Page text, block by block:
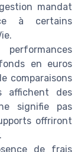
mandat
à certains
en euros
comparaisons
affichent des
signifie pas
offriront
de frais